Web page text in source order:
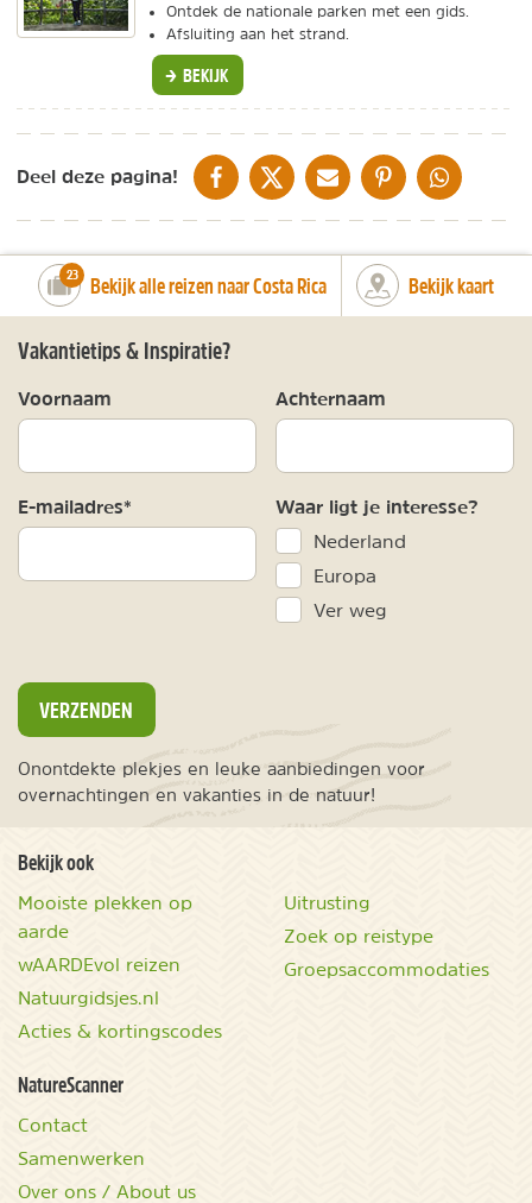
Ontdek de nationale parken met een gids.
Afsluiting aan het strand.
BEKIJK
Deel deze pagina! DELEN OP FACEBOOK
DELEN OP XDELEN VIA DE MAIL
DELEN OP PINTEREST
DELEN OP
number_of_trips:
23 Bekijk alle reizen naar Costa Rica Bekijk kaart
Vakantietips & Inspiratie?
Voornaam Achternaam
E-mailadres* Waar ligt je interesse?
Nederland
Europa
Ver weg
VERZENDEN
Onontdekte plekjes en leuke aanbiedingen voor
overnachtingen en vakanties in de natuur!
Bekijk ook
Mooiste plekken op
aarde
wAARDEvol reizen
Natuurgidsjes.nl
Acties & kortingscodes
Uitrusting
Zoek op reistype
Groepsaccommodaties
NatureScanner
Contact
Samenwerken
Over ons / About us